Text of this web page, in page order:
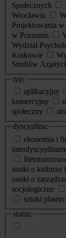
Społecznych
Wrocławiu
Projektowania w
w Poznaniu
Wydział
Krakowie
Studiów
typ:
aplikacyjny
komercyjny
społeczny
dyscyplina:
ekonomia i
nauki o kulturze
nauki o
socjologiczne
sztuki
status: